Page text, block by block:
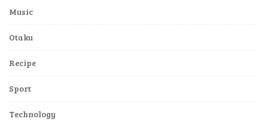
Music
Otaku
Recipe
Sport
Technology